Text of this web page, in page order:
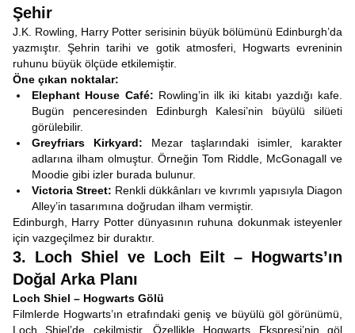
Şehir
J.K. Rowling, Harry Potter serisinin büyük bölümünü Edinburgh’da
yazmıştır. Şehrin tarihi ve gotik atmosferi, Hogwarts evreninin
ruhunu büyük ölçüde etkilemiştir.
Öne çıkan noktalar:
Elephant House Café: Rowling’in ilk iki kitabı yazdığı kafe.
Bugün penceresinden Edinburgh Kalesi’nin büyülü silüeti
görülebilir.
Greyfriars Kirkyard: Mezar taşlarındaki isimler, karakter
adlarına ilham olmuştur. Örneğin Tom Riddle, McGonagall ve
Moodie gibi izler burada bulunur.
Victoria Street: Renkli dükkânları ve kıvrımlı yapısıyla Diagon
Alley’in tasarımına doğrudan ilham vermiştir.
Edinburgh, Harry Potter dünyasının ruhuna dokunmak isteyenler
için vazgeçilmez bir duraktır.
3. Loch Shiel ve Loch Eilt – Hogwarts’ın
Doğal Arka Planı
Loch Shiel – Hogwarts Gölü
Filmlerde Hogwarts’ın etrafındaki geniş ve büyülü göl görünümü,
Loch Shiel’de çekilmiştir. Özellikle Hogwarts Ekspresi’nin göl